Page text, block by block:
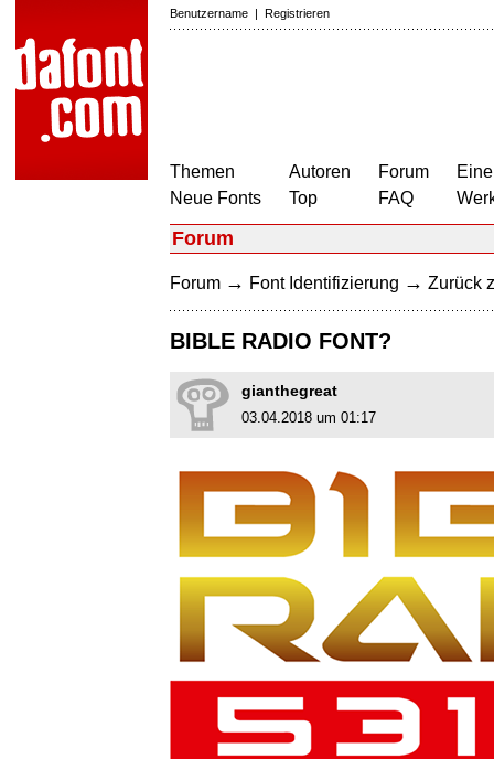
Benutzername | Registrieren
Themen
Neue Fonts
Autoren
Top
Forum
FAQ
Forum
Forum → Font Identifizierung → Zurück
BIBLE RADIO FONT?
gianthegreat
03.04.2018 um 01:17